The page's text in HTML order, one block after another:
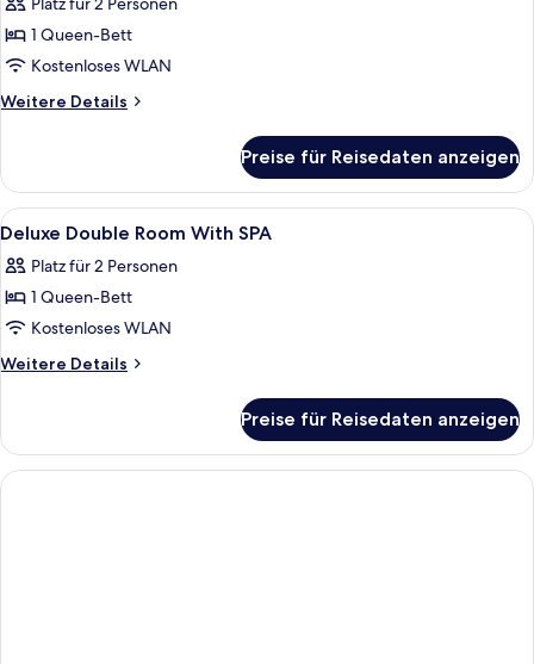
anzeigen
1 Queen-Bett
Kostenloses WLAN
Weitere Details
Weitere
Zimmer,
Erdgeschoss
Preise für Reisedaten anzeigen
Alle
Fotos
für
Deluxe
Double
Room
anzeigen
Hochwertige Bettwaren, Pillowtop-
1
Deluxe Double Room With SPA
Platz für 2 Personen
1 Queen-Bett
Kostenloses WLAN
Weitere Details
Weitere
Double
Room
With
Preise für Reisedaten anzeigen